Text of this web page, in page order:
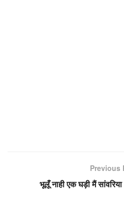
Previous
भूलूँ नाही एक घड़ी मैं